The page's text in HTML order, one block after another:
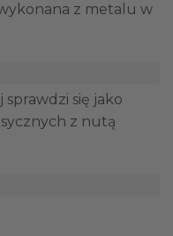
wykonana z metalu w
sprawdzi się jako
z nutą